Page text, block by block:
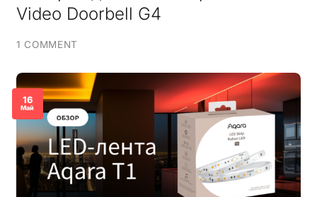
Video Doorbell G4
1 COMMENT
16
Май